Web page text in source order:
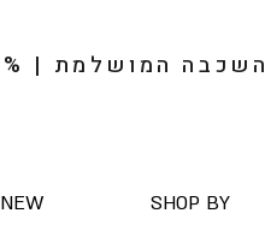
השכבה המושלמת | 20%
NEW SHOP BY